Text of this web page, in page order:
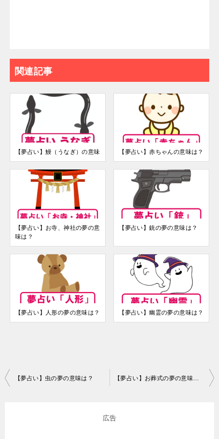
関連記事
【夢占い】鰻（うなぎ）の意味 【夢占い】赤ちゃんの意味は？
【夢占い】お寺、神社の夢の意
味は？
【夢占い】銃の夢の意味は？
【夢占い】人形の夢の意味は？ 【夢占い】幽霊の夢の意味は？
投
【夢占い】虫の夢の意味は？ 【夢占い】お葬式の夢の意味は？
広告